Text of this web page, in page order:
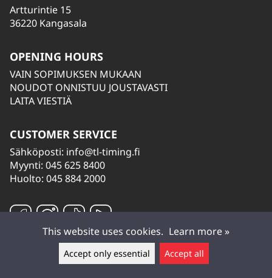
Leave a message ▲
Artturintie 15
36220 Kangasala
OPENING HOURS
VAIN SOPIMUKSEN MUKAAN
NOUDOT ONNISTUU JOUSTAVASTI
LAITA VIESTIÄ
CUSTOMER SERVICE
Sähköposti: info@tl-timing.fi
Myynti: 045 625 8400
Huolto: 045 884 2000
This website uses cookies. Learn more »
Accept only essential Accept all